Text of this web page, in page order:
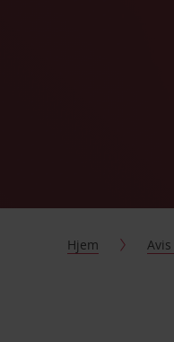
Hjem